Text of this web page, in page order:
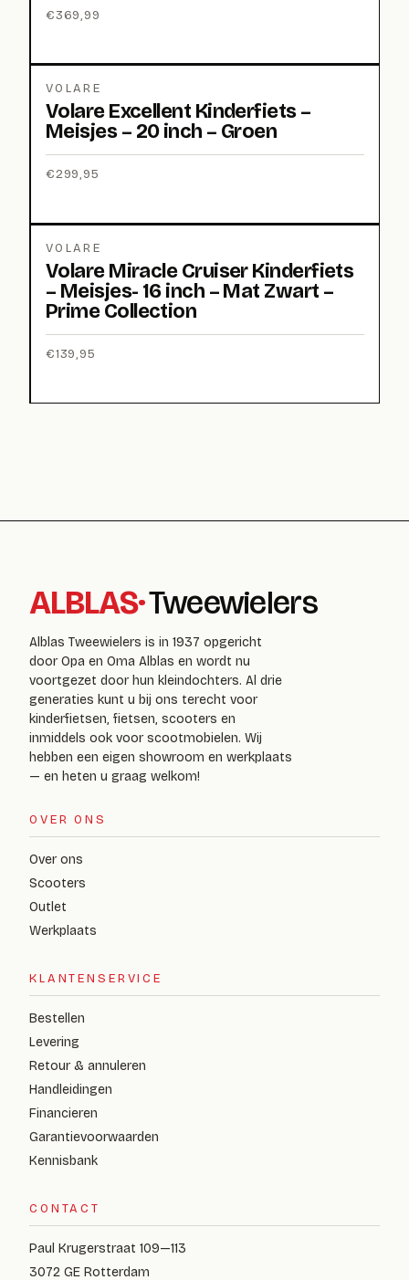
€369,99
VOLARE
Volare Excellent Kinderfiets –
Meisjes – 20 inch – Groen
€299,95
VOLARE
Volare Miracle Cruiser Kinderfiets
– Meisjes- 16 inch – Mat Zwart –
Prime Collection
€139,95
ALBLAS·Tweewielers
Alblas Tweewielers is in 1937 opgericht
door Opa en Oma Alblas en wordt nu
voortgezet door hun kleindochters. Al drie
generaties kunt u bij ons terecht voor
kinderfietsen, fietsen, scooters en
inmiddels ook voor scootmobielen. Wij
hebben een eigen showroom en werkplaats
— en heten u graag welkom!
OVER ONS
Over ons
Scooters
Outlet
Werkplaats
KLANTENSERVICE
Bestellen
Levering
Retour & annuleren
Handleidingen
Financieren
Garantievoorwaarden
Kennisbank
CONTACT
Paul Krugerstraat 109—113
3072 GE Rotterdam